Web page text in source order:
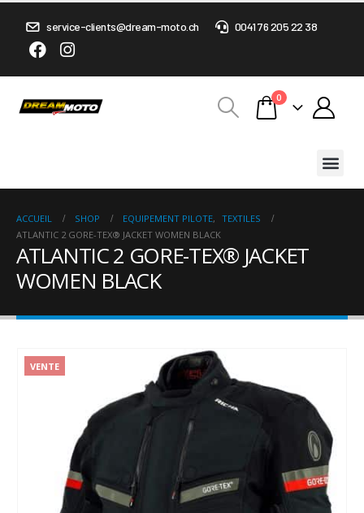
service-clients@dream-moto.ch 0041 76 205 22 38
0
ACCUEIL SHOP EQUIPEMENT PILOTE, TEXTILES
ATLANTIC 2 GORE-TEX® JACKET WOMEN BLACK
ATLANTIC 2 GORE-TEX® JACKET
WOMEN BLACK
VENTE